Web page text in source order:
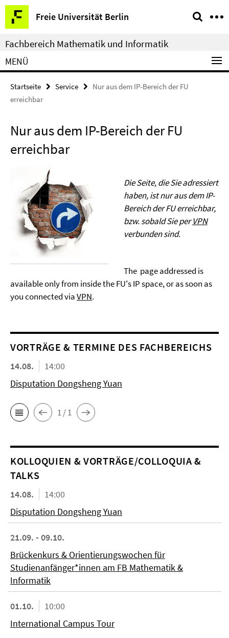
Springe
direkt
zu
Inhalt
Freie Universität Berlin
Service-
Navigation
Fachbereich Mathematik und Informatik
MENÜ
Startseite Service
Nur aus dem IP-Bereich der FU
erreichbar
Nur aus dem IP-Bereich der FU
erreichbar
Die Seite, die Sie adressiert
haben, ist nur aus dem IP-
Bereich der FU erreichbar,
bzw. sobald Sie perVPN
verbunden sind.
The page addressed is
available only from inside the FU's IP space, or as soon as
you connected viaVPN.
VORTRÄGE & TERMINE DES FACHBEREICHS
14.08.
14:00
Disputation Dongsheng Yuan
1 / 1
KOL­LO­QUIEN & VORTRÄGE/COLLOQUIA &
TALKS
14.08.
14:00
Disputation Dongsheng Yuan
21.09. - 09.10.
Brückenkurs & Orientierungswochen für
Studienanfänger*innen am FB Mathematik &
Informatik
01.10.
10:00
International Campus Tour